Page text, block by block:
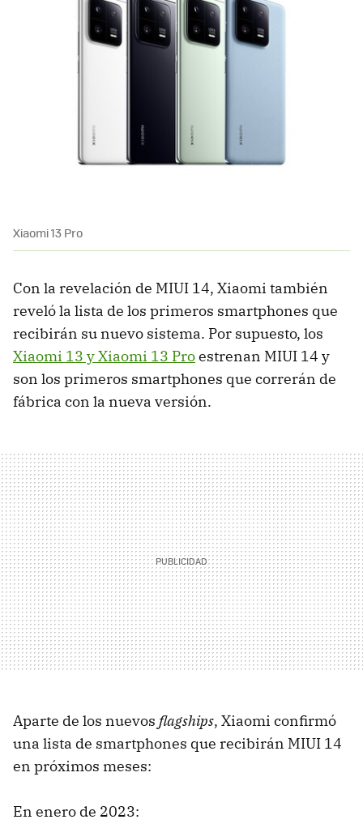
Xiaomi 13 Pro
Con la revelación de MIUI 14, Xiaomi también
reveló la lista de los primeros smartphones que
recibirán su nuevo sistema. Por supuesto, los
Xiaomi 13 y Xiaomi 13 Proestrenan MIUI 14 y
son los primeros smartphones que correrán de
fábrica con la nueva versión.
Aparte de los nuevos flagships, Xiaomi confirmó
una lista de smartphones que recibirán MIUI 14
en próximos meses:
En enero de 2023: